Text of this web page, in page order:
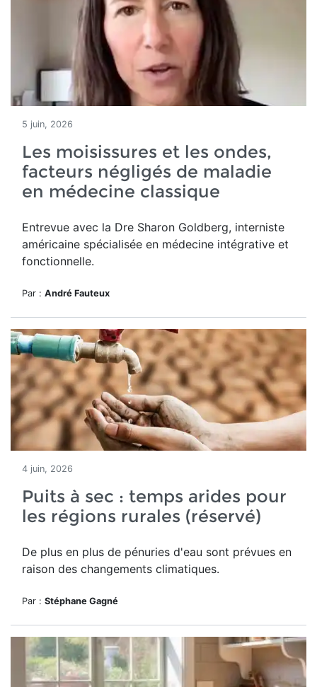
5 juin, 2026
Les moisissures et les ondes,
facteurs négligés de maladie
en médecine classique
Entrevue avec la Dre Sharon Goldberg, interniste
américaine spécialisée en médecine intégrative et
fonctionnelle.
Par : André Fauteux
4 juin, 2026
Puits à sec : temps arides pour
les régions rurales (réservé)
De plus en plus de pénuries d'eau sont prévues en
raison des changements climatiques.
Par : Stéphane Gagné